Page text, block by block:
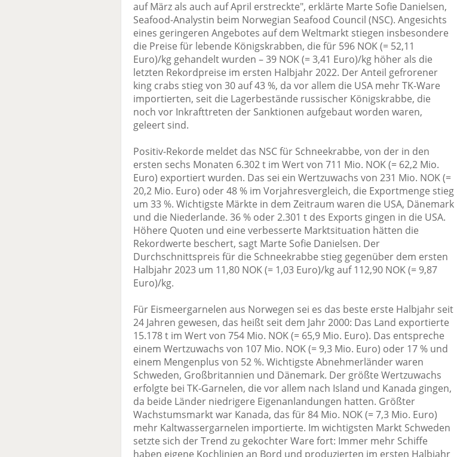
auf März als auch auf April erstreckte", erklärte Marte Sofie Danielsen,
Seafood-Analystin beim Norwegian Seafood Council (NSC). Angesichts
eines geringeren Angebotes auf dem Weltmarkt stiegen insbesondere
die Preise für lebende Königskrabben, die für 596 NOK (= 52,11
Euro)/kg gehandelt wurden – 39 NOK (= 3,41 Euro)/kg höher als die
letzten Rekordpreise im ersten Halbjahr 2022. Der Anteil gefrorener
king crabs stieg von 30 auf 43 %, da vor allem die USA mehr TK-Ware
importierten, seit die Lagerbestände russischer Königskrabbe, die
noch vor Inkrafttreten der Sanktionen aufgebaut worden waren,
geleert sind.
Positiv-Rekorde meldet das NSC für Schneekrabbe, von der in den
ersten sechs Monaten 6.302 t im Wert von 711 Mio. NOK (= 62,2 Mio.
Euro) exportiert wurden. Das sei ein Wertzuwachs von 231 Mio. NOK (=
20,2 Mio. Euro) oder 48 % im Vorjahresvergleich, die Exportmenge stieg
um 33 %. Wichtigste Märkte in dem Zeitraum waren die USA, Dänemark
und die Niederlande. 36 % oder 2.301 t des Exports gingen in die USA.
Höhere Quoten und eine verbesserte Marktsituation hätten die
Rekordwerte beschert, sagt Marte Sofie Danielsen. Der
Durchschnittspreis für die Schneekrabbe stieg gegenüber dem ersten
Halbjahr 2023 um 11,80 NOK (= 1,03 Euro)/kg auf 112,90 NOK (= 9,87
Euro)/kg.
Für Eismeergarnelen aus Norwegen sei es das beste erste Halbjahr seit
24 Jahren gewesen, das heißt seit dem Jahr 2000: Das Land exportierte
15.178 t im Wert von 754 Mio. NOK (= 65,9 Mio. Euro). Das entspreche
einem Wertzuwachs von 107 Mio. NOK (= 9,3 Mio. Euro) oder 17 % und
einem Mengenplus von 52 %. Wichtigste Abnehmerländer waren
Schweden, Großbritannien und Dänemark. Der größte Wertzuwachs
erfolgte bei TK-Garnelen, die vor allem nach Island und Kanada gingen,
da beide Länder niedrigere Eigenanlandungen hatten. Größter
Wachstumsmarkt war Kanada, das für 84 Mio. NOK (= 7,3 Mio. Euro)
mehr Kaltwassergarnelen importierte. Im wichtigsten Markt Schweden
setzte sich der Trend zu gekochter Ware fort: Immer mehr Schiffe
haben eigene Kochlinien an Bord und produzierten im ersten Halbjahr